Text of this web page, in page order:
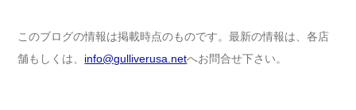
このブログの情報は掲載時点のものです。最新の情報は、各店
舗もしくは、 info@gulliverusa.netへお問合せ下さい。